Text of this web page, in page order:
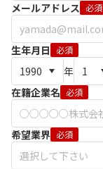
メールアドレス 必須
生年月日 必須
年
在籍企業名 必須
希望業界 必須